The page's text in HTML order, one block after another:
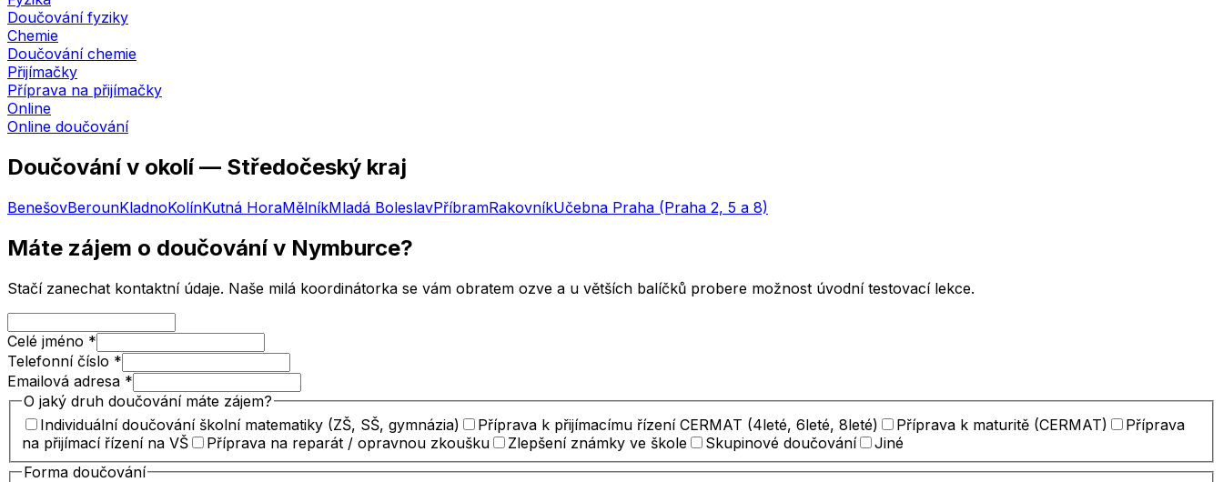
Doučování fyziky
Chemie
Doučování chemie
Přijímačky
Příprava na přijímačky
Online
Online doučování
Doučování v okolí — Středočeský kraj
BenešovBerounKladnoKolínKutná HoraMělníkMladá BoleslavPříbramRakovníkUčebna Praha (Praha 2, 5 a 8)
Máte zájem o doučovánív Nymburce?
Stačí zanechat kontaktní údaje. Naše milá koordinátorka se vám obratem ozve a u větších balíčků probere možnost úvodní testovací lekce.
Celé jméno *
Telefonní číslo *
Emailová adresa *
O jaký druh doučování máte zájem?
Individuální doučování školní matematiky (ZŠ, SŠ, gymnázia)
Příprava k přijímacímu řízení CERMAT (4leté, 6leté, 8leté) Příprava k maturitě (CERMAT)
Příprava
na přijímací řízení na VŠ
Příprava na reparát / opravnou zkoušku Zlepšení známky ve škole Skupinové doučování
Jiné
Forma doučování